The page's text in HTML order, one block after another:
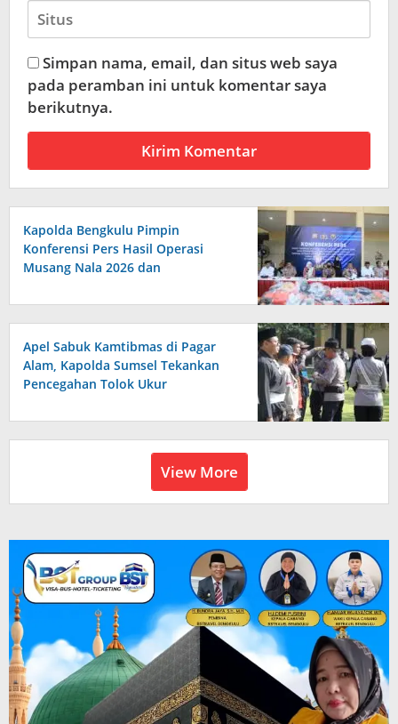
Simpan nama, email, dan situs web saya
pada peramban ini untuk komentar saya
berikutnya.
Kapolda Bengkulu Pimpin
Konferensi Pers Hasil Operasi
Musang Nala 2026 dan
Apel Sabuk Kamtibmas di Pagar
Alam, Kapolda Sumsel Tekankan
Pencegahan Tolok Ukur
View More